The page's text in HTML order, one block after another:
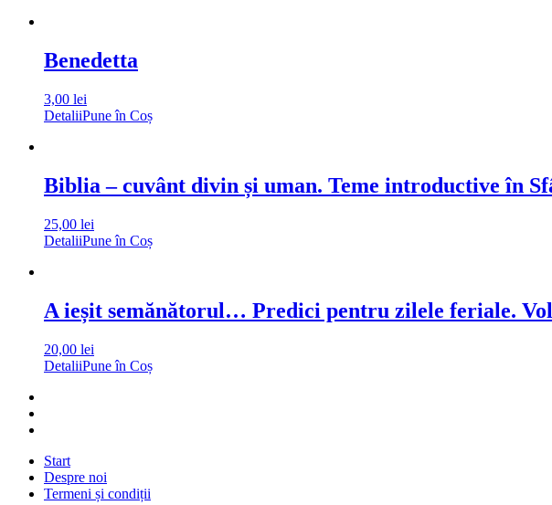
Benedetta
3,00 lei
DetaliiPune în Coș
Biblia – cuvânt divin și uman. Teme introductive în
25,00 lei
DetaliiPune în Coș
A ieșit semănătorul… Predici pentru zilele feriale.
20,00 lei
DetaliiPune în Coș
Start
Despre noi
Termeni și condiții